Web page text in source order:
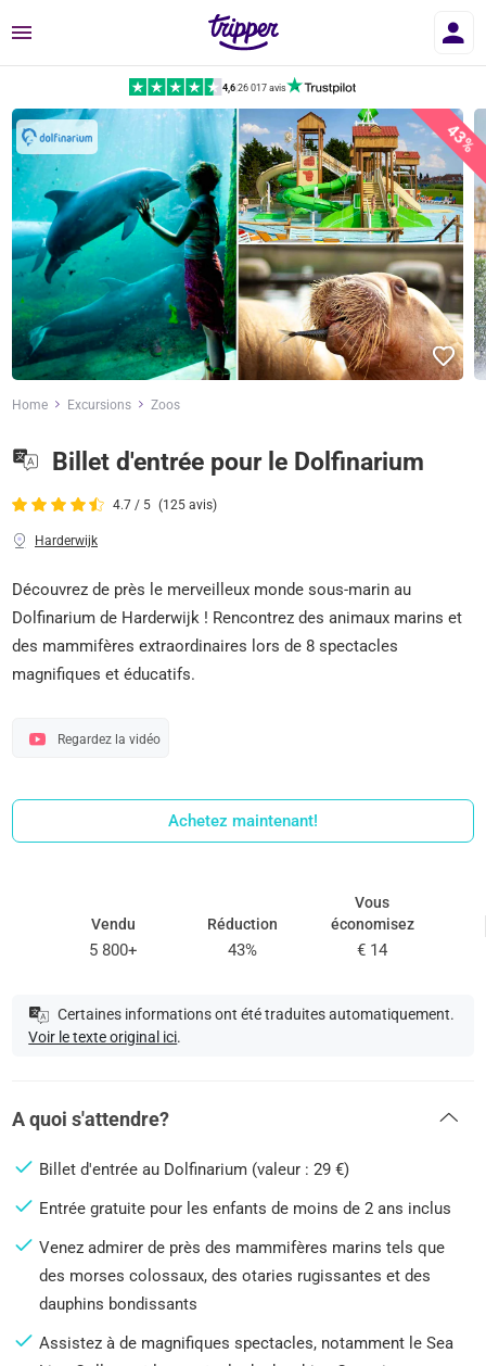
Menu
4,6|26 017 avis
43%
Home Excursions Zoos
Billet d'entrée pour le Dolfinarium
4.7 / 5 (125 avis)
Harderwijk
Découvrez de près le merveilleux monde sous-marin au
Dolfinarium de Harderwijk ! Rencontrez des animaux marins et
des mammifères extraordinaires lors de 8 spectacles
magnifiques et éducatifs.
Regardez la vidéo
Achetez maintenant!
Vendu
5 800+
Réduction
43%
Vous
économisez
€ 14
Certaines informations ont été traduites automatiquement.
Voir le texte original ici.
A quoi s'attendre?
Billet d'entrée au Dolfinarium (valeur : 29 €)
Entrée gratuite pour les enfants de moins de 2 ans inclus
Venez admirer de près des mammifères marins tels que
des morses colossaux, des otaries rugissantes et des
dauphins bondissants
Assistez à de magnifiques spectacles, notamment le Sea